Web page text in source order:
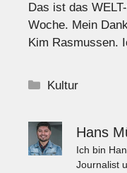
Das ist das
Woche. Mein
Kim Rasmussen.
Kategorien
Kultur
Hans
Ich bin
Journalist